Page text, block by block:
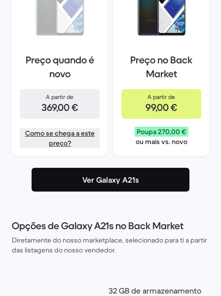
Preço quando é
novo
A partir de
369,00 €
Como se chega a este
preço?
Preço no Back
Market
A partir de
99,00 €
Poupa 270,00 €
ou mais vs. novo
Ver Galaxy A21s
Opções de Galaxy A21s no Back Market
Diretamente do nosso marketplace, selecionado para ti a partir
das listagens do nosso vendedor.
32 GB de armazenamento